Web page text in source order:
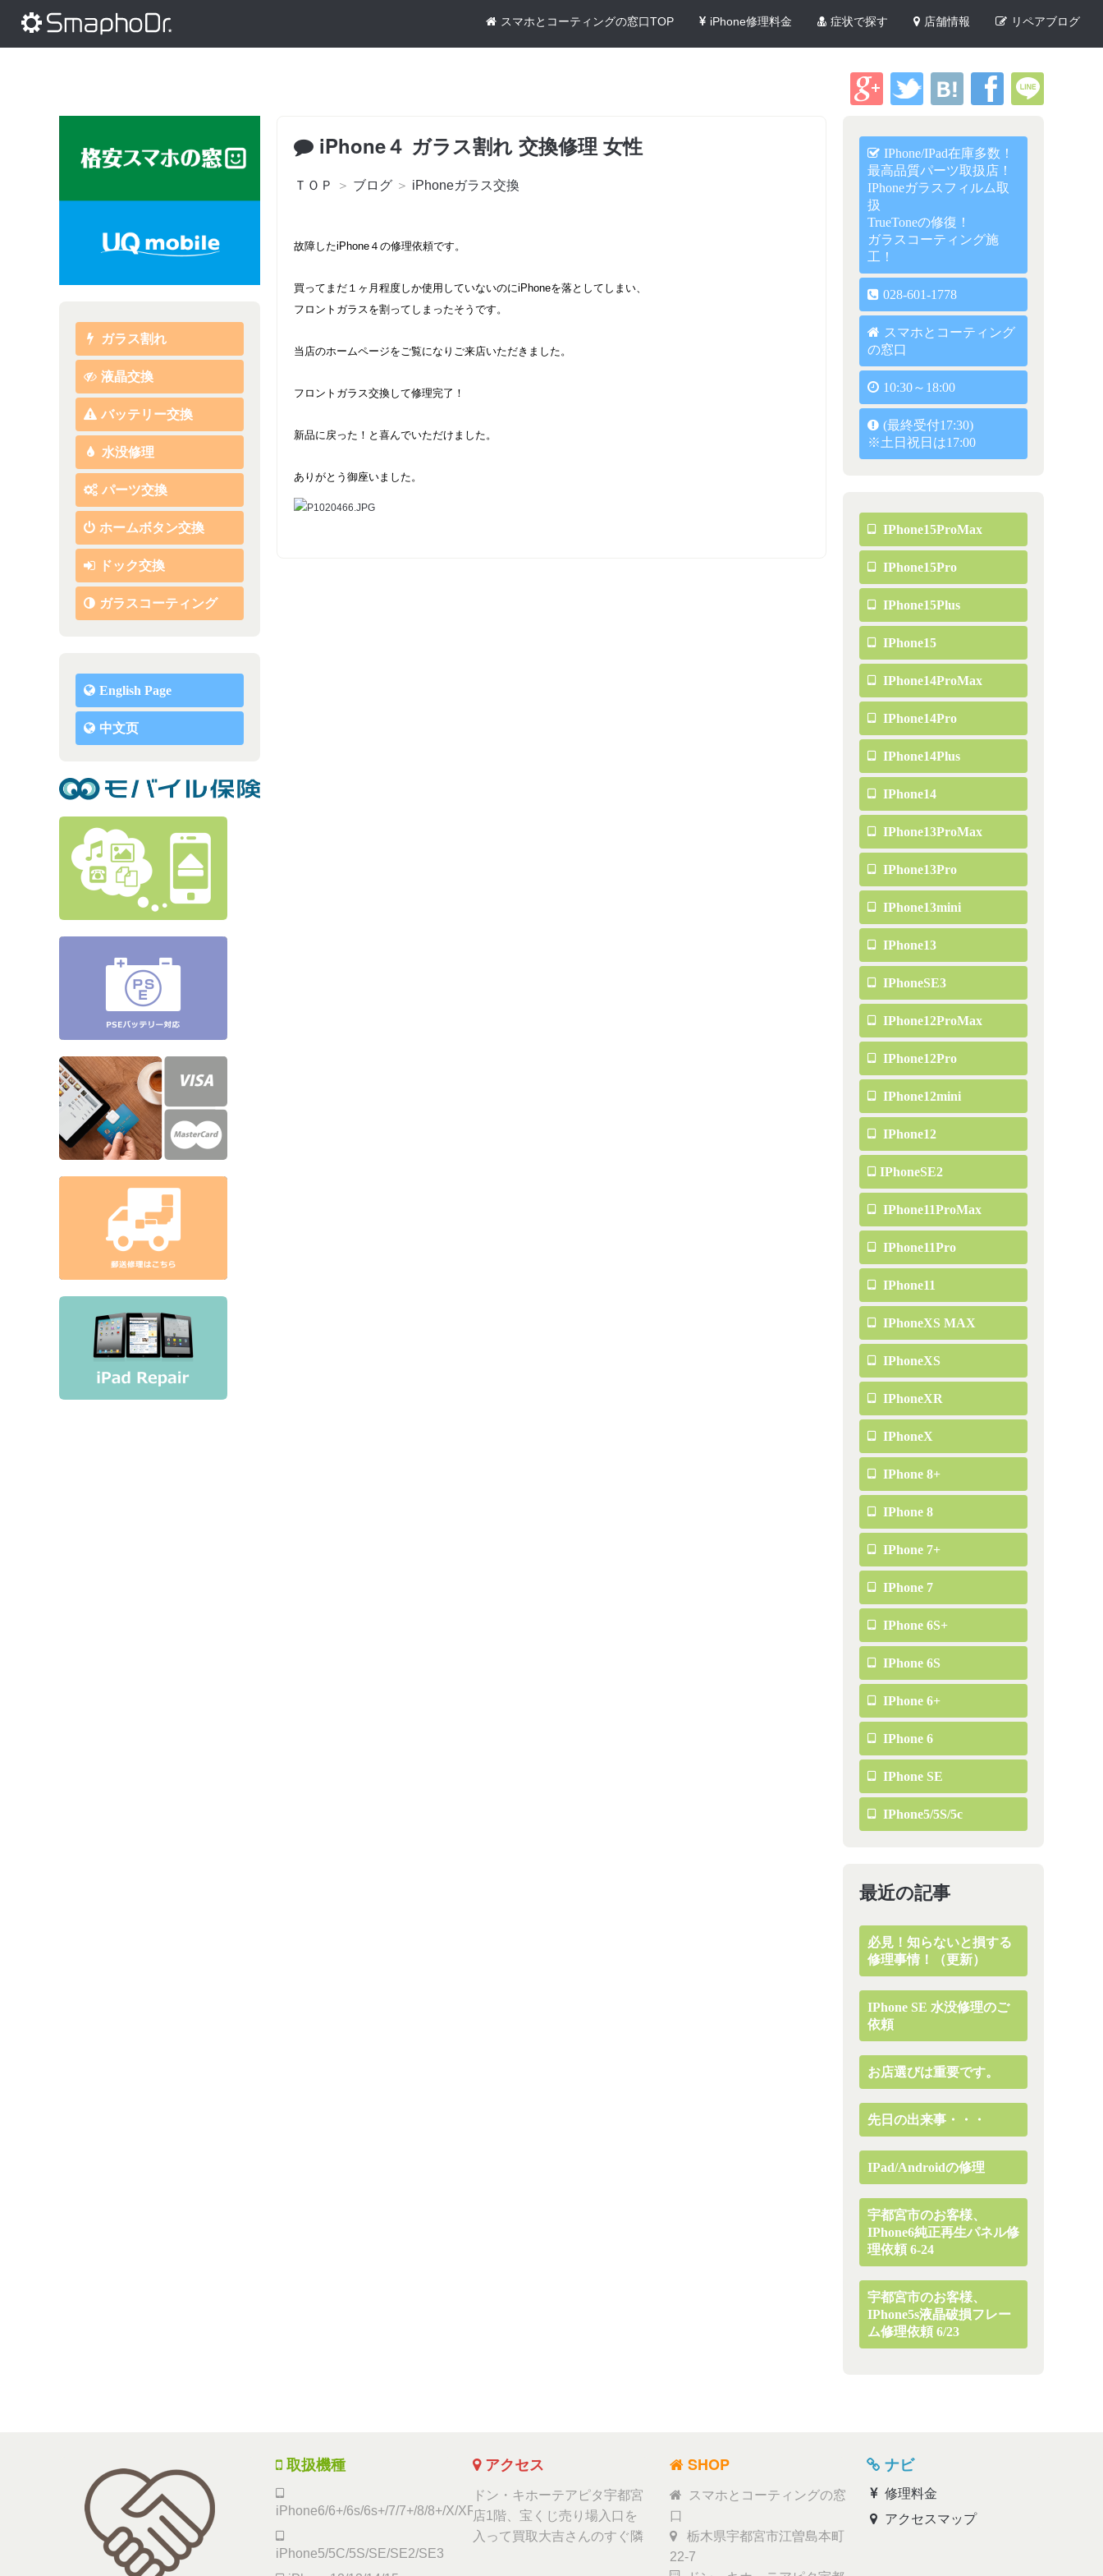
スマホとコーティングの窓口TOP iPhone修理料金 症状で探す 店舗情報 リペアブログ
ガラス割れ
液晶交換
バッテリー交換
水没修理
パーツ交換
ホームボタン交換
ドック交換
ガラスコーティング
English Page
中文页
iPhone４ ガラス割れ 交換修理 女性
ＴＯＰ ＞ ブログ ＞ iPhoneガラス交換
故障したiPhone４の修理依頼です。
買ってまだ１ヶ月程度しか使用していないのにiPhoneを落としてしまい、
フロントガラスを割ってしまったそうです。
当店のホームページをご覧になりご来店いただきました。
フロントガラス交換して修理完了！
新品に戻った！と喜んでいただけました。
ありがとう御座いました。
IPhone/iPad在庫多数！
最高品質パーツ取扱店！
IPhoneガラスフィルム取
扱
TrueToneの修復！
ガラスコーティング施
工！
028-601-1778
スマホとコーティング
の窓口
10:30～18:00
(最終受付17:30)
※土日祝日は17:00
IPhone15ProMax
IPhone15Pro
IPhone15Plus
IPhone15
IPhone14ProMax
IPhone14Pro
IPhone14Plus
IPhone14
IPhone13ProMax
IPhone13Pro
IPhone13mini
IPhone13
IPhoneSE3
IPhone12ProMax
IPhone12Pro
IPhone12mini
IPhone12
IPhoneSE2
IPhone11ProMax
IPhone11Pro
IPhone11
IPhoneXS MAX
IPhoneXS
IPhoneXR
IPhoneX
IPhone 8+
IPhone 8
IPhone 7+
IPhone 7
IPhone 6S+
IPhone 6S
IPhone 6+
IPhone 6
IPhone SE
IPhone5/5S/5c
最近の記事
必見！知らないと損する
修理事情！（更新）
IPhone SE 水没修理のご
依頼
お店選びは重要です。
先日の出来事・・・
IPad/Androidの修理
宇都宮市のお客様、
IPhone6純正再生パネル修
理依頼 6-24
宇都宮市のお客様、
IPhone5s液晶破損フレー
ム修理依頼 6/23
取扱機種
iPhone6/6+/6s/6s+/7/7+/8/8+/X/XR/Xs/11
iPhone5/5C/5S/SE/SE2/SE3
アクセス
ドン・キホーテアピタ宇都宮
店1階、宝くじ売り場入口を
入って買取大吉さんのすぐ隣
SHOP
スマホとコーティングの窓
口
栃木県宇都宮市江曽島本町
22-7
ナビ
修理料金
アクセスマップ